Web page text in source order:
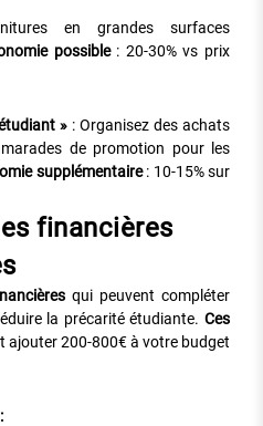
en grandes surfaces
possible: 20-30% vs prix
» : Organisez des achats
de promotion pour les
supplémentaire: 10-15% sur
financières
qui peuvent compléter
la précarité étudiante. Ces
ajouter 200-800€ à votre budget